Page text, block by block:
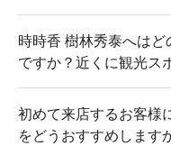
時時香 樹林秀泰へは
ですか？近くに観光ス
初めて来店するお客様
をどうおすすめします